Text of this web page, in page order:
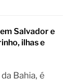
Salvador e
ilhas e
Bahia, é